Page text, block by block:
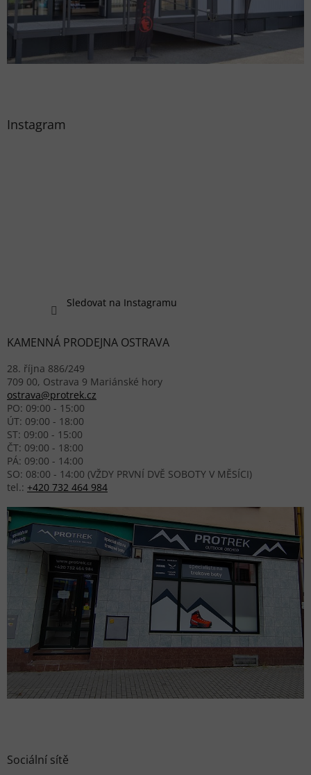
Instagram
Sledovat na Instagramu
KAMENNÁ PRODEJNA OSTRAVA
28. října 886/249
709 00, Ostrava 9 Mariánské hory
ostrava@protrek.cz
PO: 09:00 - 15:00
ÚT: 09:00 - 18:00
ST: 09:00 - 15:00
ČT: 09:00 - 18:00
PÁ: 09:00 - 14:00
SO: 08:00 - 14:00 (VŽDY PRVNÍ DVĚ SOBOTY V MĚSÍCI)
tel.: +420 732 464 984
Sociální sítě